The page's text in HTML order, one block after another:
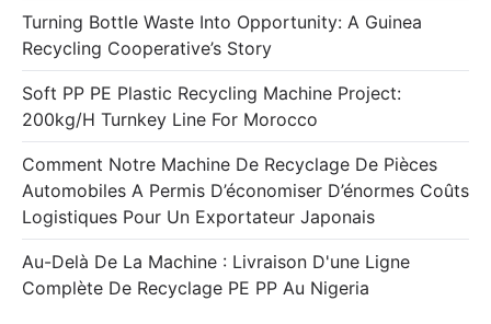
Turning Bottle Waste Into Opportunity: A Guinea
Recycling Cooperative’s Story
Soft PP PE Plastic Recycling Machine Project:
200kg/h Turnkey Line For Morocco
Comment Notre Machine De Recyclage De Pièces
Automobiles A Permis D’économiser D’énormes Coûts
Logistiques Pour Un Exportateur Japonais
Au-Delà De La Machine : Livraison D'une Ligne
Complète De Recyclage PE PP Au Nigeria